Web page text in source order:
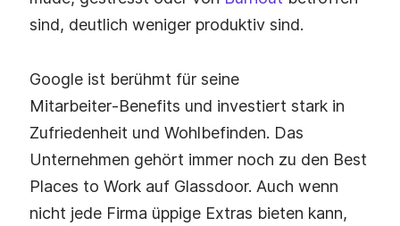
sind, deutlich weniger produktiv sind.
Google ist berühmt für seine
Mitarbeiter‑Benefits und investiert stark in
Zufriedenheit und Wohlbefinden. Das
Unternehmen gehört immer noch zu den Best
Places to Work auf Glassdoor. Auch wenn
nicht jede Firma üppige Extras bieten kann,